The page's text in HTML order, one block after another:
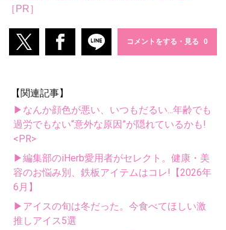
［PR］
コメントをする・見る
【関連記事】
▶なんか顔色が悪い、いつもだるい...年齢でも
過労でもない“意外な原因”が隠れているかも!
<PR>
▶編集部のiHerb愛用者がセレクト。健康・美
容のお悩み別、鉄板アイテムはコレ!【2026年
6月】
▶アイスの旬は冬だった。今食べてほしい激
推しアイス5選